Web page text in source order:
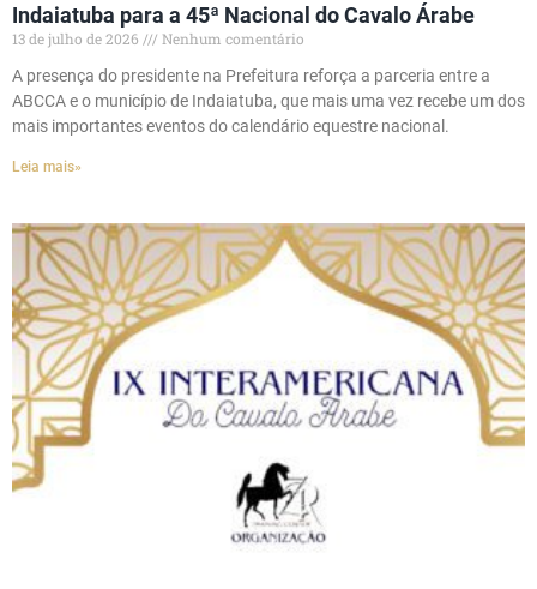
Indaiatuba para a 45ª Nacional do Cavalo Árabe
13 de julho de 2026
Nenhum comentário
A presença do presidente na Prefeitura reforça a parceria entre a
ABCCA e o município de Indaiatuba, que mais uma vez recebe um dos
mais importantes eventos do calendário equestre nacional.
Leia mais»